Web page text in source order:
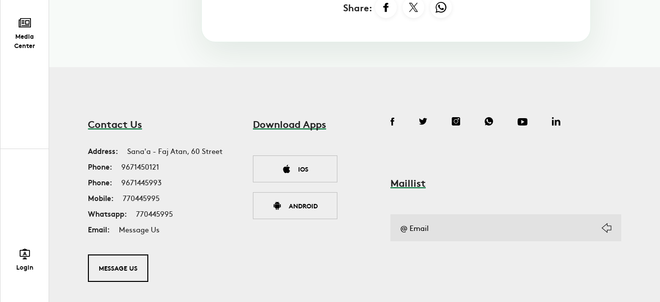
Media
Center
Login
Share:
Contact Us
Address:
Sana'a - Faj Atan, 60 Street
Phone:
9671450121
Phone:
9671445993
Mobile:
770445995
Whatsapp:
770445995
Email:
Message Us
MESSAGE US
Download Apps
IOS
ANDROID
Maillist